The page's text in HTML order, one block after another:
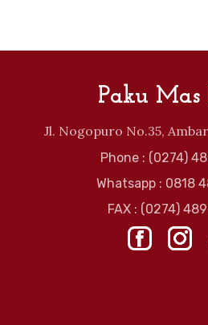
Paku Mas
Jl. Nogopuro No.35,
Phone : (0274)
Whatsapp : 0818
FAX : (0274)